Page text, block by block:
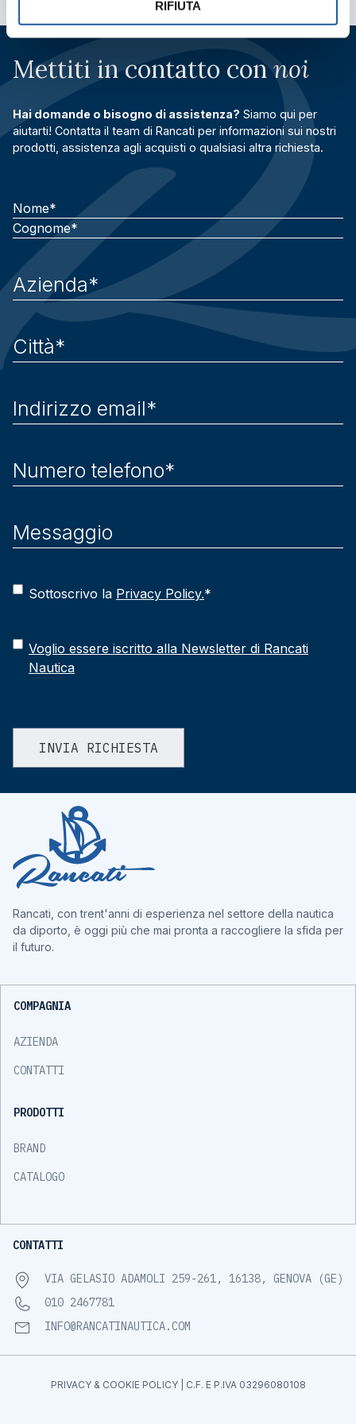
RIFIUTA
Mettiti in contatto connoi
Hai domande o bisogno di assistenza? Siamo qui per
aiutarti! Contatta il team di Rancati per informazioni sui nostri
prodotti, assistenza agli acquisti o qualsiasi altra richiesta.
Nome
Cognome
Sottoscrivo la Privacy Policy.*
Voglio essere iscritto alla Newsletter di Rancati
Nautica
Rancati, con trent'anni di esperienza nel settore della nautica
da diporto, è oggi più che mai pronta a raccogliere la sfida per
il futuro.
COMPAGNIA
AZIENDA
CONTATTI
PRODOTTI
BRAND
CATALOGO
CONTATTI
VIA GELASIO ADAMOLI 259-261, 16138, GENOVA (GE)
010 2467781
INFO@RANCATINAUTICA.COM
PRIVACY & COOKIE POLICY| C.F. E P.IVA 03296080108